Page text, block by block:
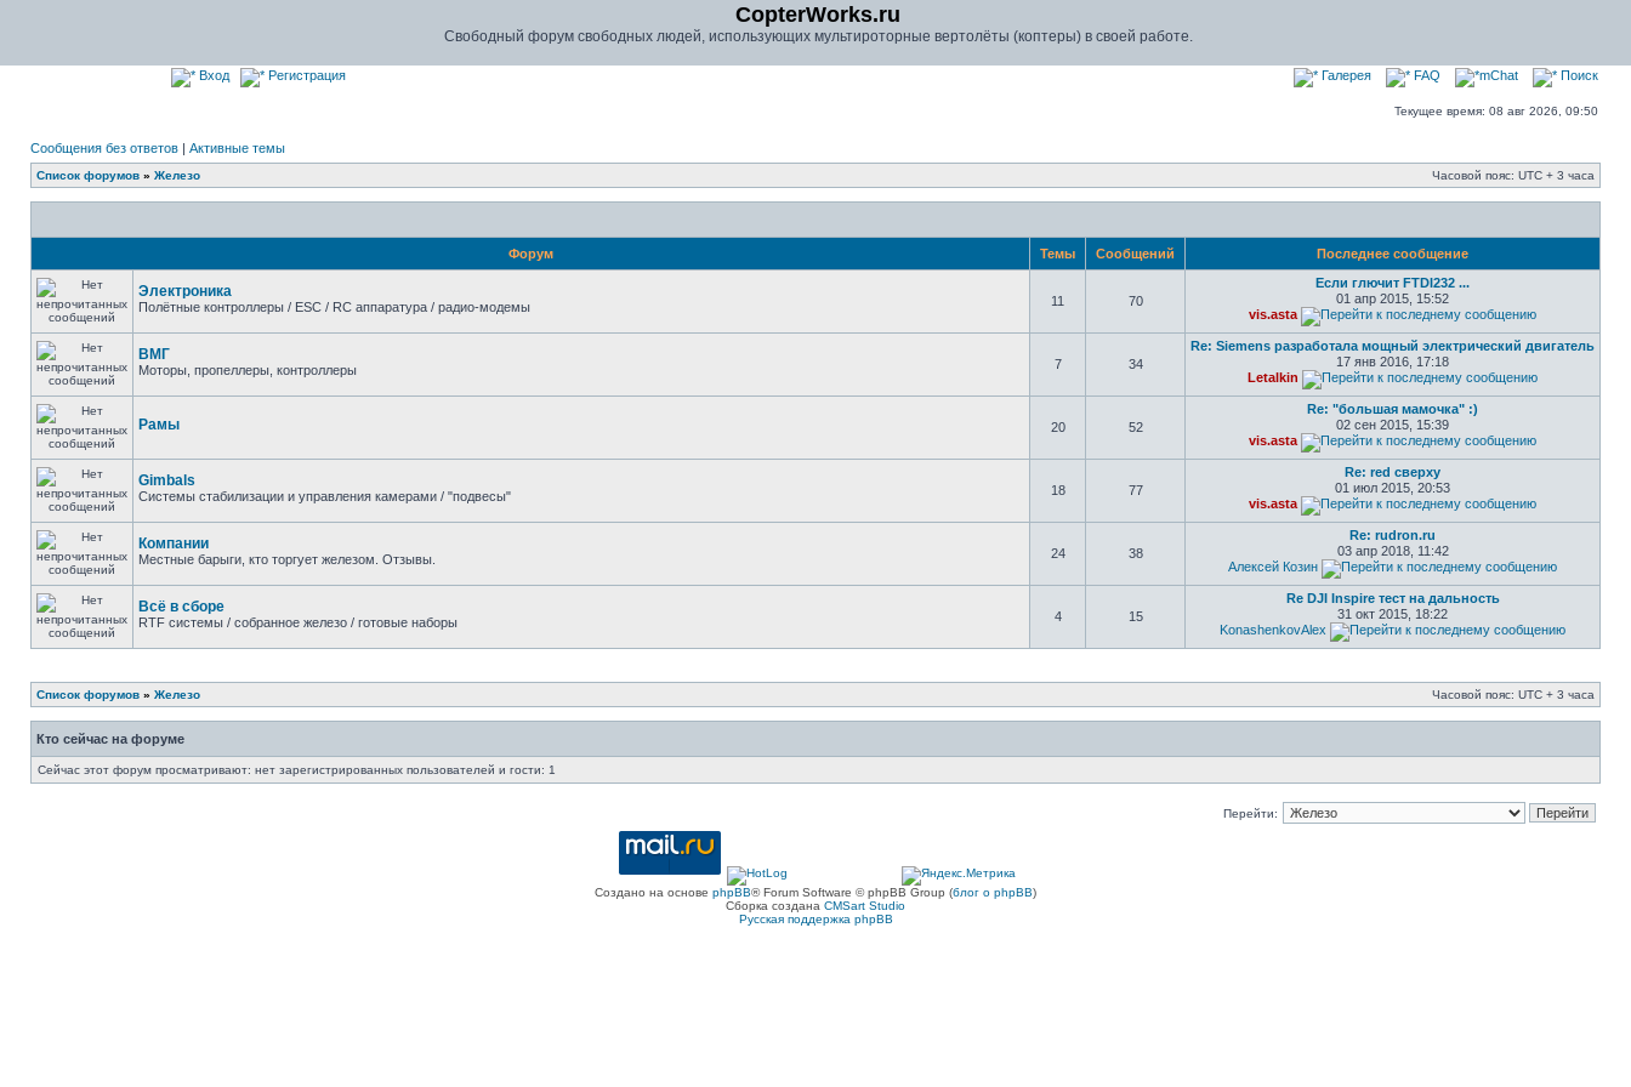
CopterWorks.ru
Свободный форум свободных людей, использующих мультироторные вертолёты (коптеры) в своей работе.
Вход Регистрация Галерея FAQ mChat Поиск
Текущее время: 08 авг 2026, 09:50
Сообщения без ответов | Активные темы
Список форумов » Железо Часовой пояс: UTC + 3 часа
Форум Темы Сообщений Последнее сообщение
Электроника
Полётные контроллеры / ESC / RC аппаратура / радио-модемы 11 70
Если глючит FTDI232 ...
01 апр 2015, 15:52
vis.asta
ВМГ
Моторы, пропеллеры, контроллеры 7 34
Re: Siemens разработала мощный электрический двигатель
17 янв 2016, 17:18
Letalkin
Рамы 20 52
Re: "большая мамочка" :)
02 сен 2015, 15:39
vis.asta
Gimbals
Системы стабилизации и управления камерами / "подвесы" 18 77
Re: red сверху
01 июл 2015, 20:53
vis.asta
Компании
Местные барыги, кто торгует железом. Отзывы. 24 38
Re: rudron.ru
03 апр 2018, 11:42
Алексей Козин
Всё в сборе
RTF системы / собранное железо / готовые наборы 4 15
Re DJI Inspire тест на дальность
31 окт 2015, 18:22
KonashenkovAlex
Список форумов » Железо Часовой пояс: UTC + 3 часа
Кто сейчас на форуме
Сейчас этот форум просматривают: нет зарегистрированных пользователей и гости: 1
Перейти:
Создано на основе phpBB® Forum Software © phpBB Group (блог о phpBB)
Сборка создана CMSart Studio
Русская поддержка phpBB